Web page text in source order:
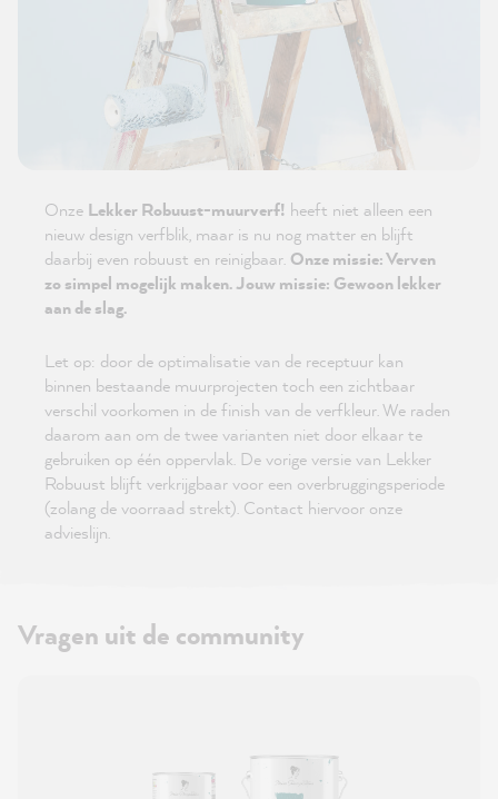
Onze Lekker Robuust-muurverf! heeft niet alleen een
nieuw design verfblik, maar is nu nog matter en blijft
daarbij even robuust en reinigbaar. Onze missie: Verven
zo simpel mogelijk maken. Jouw missie: Gewoon lekker
aan de slag.
Let op: door de optimalisatie van de receptuur kan
binnen bestaande muurprojecten toch een zichtbaar
verschil voorkomen in de finish van de verfkleur. We raden
daarom aan om de twee varianten niet door elkaar te
gebruiken op één oppervlak. De vorige versie van Lekker
Robuust blijft verkrijgbaar voor een overbruggingsperiode
(zolang de voorraad strekt). Contact hiervoor onze
advieslijn.
Vragen uit de community